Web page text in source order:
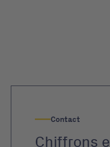
Contact
Chiffrons